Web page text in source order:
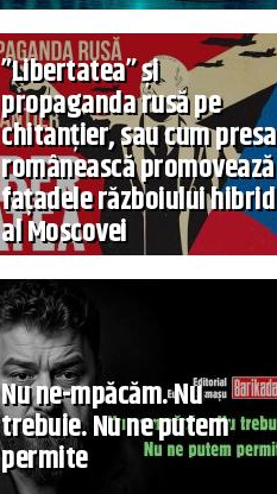
”Libertatea” și
propaganda rusă pe
chitanțier, sau cum presa
românească promovează
fațadele războiului hibrid
al Moscovei
Nu ne-mpăcăm. Nu
trebuie. Nu ne putem
permite